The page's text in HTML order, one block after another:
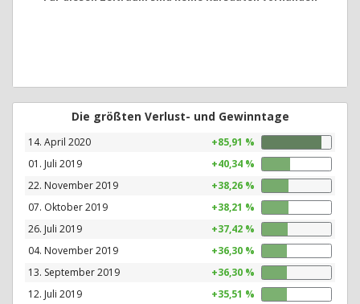
Die größten Verlust- und Gewinntage
14. April 2020
+85,91 %
01. Juli 2019
+40,34 %
22. November 2019
+38,26 %
07. Oktober 2019
+38,21 %
26. Juli 2019
+37,42 %
04. November 2019
+36,30 %
13. September 2019
+36,30 %
12. Juli 2019
+35,51 %